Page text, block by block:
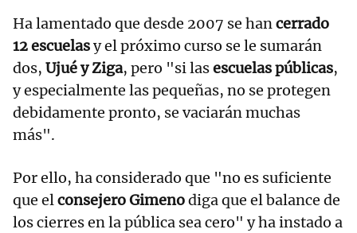
Ha lamentado que desde 2007 se hancerrado
12 escuelasy el próximo curso se le sumarán
dos, Ujué y Ziga, pero "si lasescuelas públicas,
y especialmente las pequeñas, no se protegen
debidamente pronto, se vaciarán muchas
más".
Por ello, ha considerado que "no es suficiente
que elconsejero Gimenodiga que el balance de
los cierres en la pública sea cero" y ha instado a